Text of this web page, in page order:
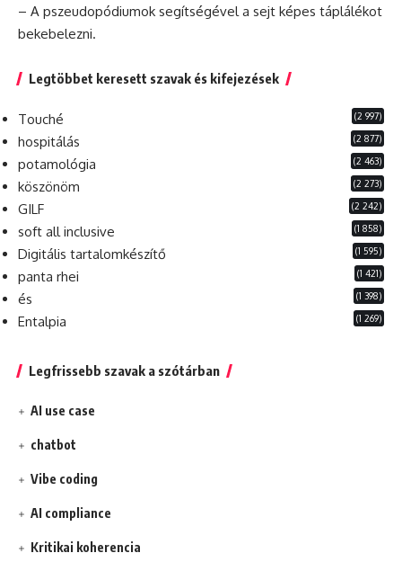
– A pszeudopódiumok segítségével a sejt képes táplálékot
bekebelezni.
Legtöbbet keresett szavak és kifejezések
Touché (2 997)
hospitálás (2 877)
potamológia (2 463)
köszönöm (2 273)
GILF (2 242)
soft all inclusive (1 858)
Digitális tartalomkészítő (1 595)
panta rhei (1 421)
és (1 398)
Entalpia (1 269)
Legfrissebb szavak a szótárban
AI use case
chatbot
Vibe coding
AI compliance
Kritikai koherencia